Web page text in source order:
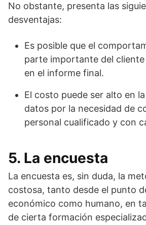
No obstante, presenta las
desventajas:
Es posible que el
parte importante del
en el informe final.
El costo puede ser alto en
datos por la necesidad de
personal cualificado y con
5. La encuesta
La encuesta es, sin duda, la
costosa, tanto desde el punto
económico como humano, en
de cierta formación